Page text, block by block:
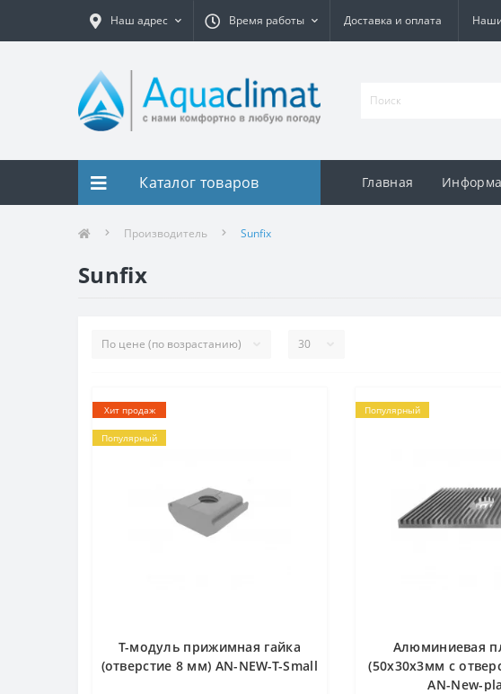
Наш адрес Время работы Доставка и оплата
Каталог товаров Главная
Производитель Sunfix
Sunfix
Хит продаж
Популярный
T-модуль прижимная гайка
(отверстие 8 мм) AN-NEW-T-Small
Популярный
Алюминиевая
(50x30x3мм с
AN-New-